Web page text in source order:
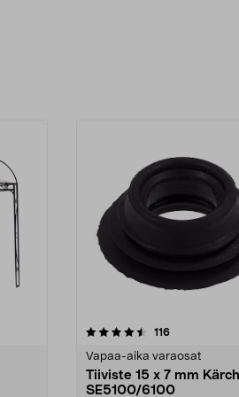
116arvostelut
Vapaa-aika varaosat
Tiiviste 15 x 7 mm
SE5100/6100
4.5 viidestä